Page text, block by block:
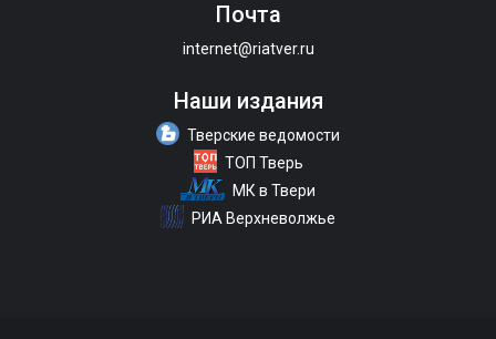
Почта
internet@riatver.ru
Наши издания
Тверские ведомости
ТОП Тверь
МК в Твери
РИА Верхневолжье